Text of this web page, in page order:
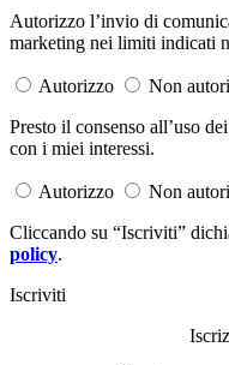
Autorizzo l’invio di
marketing nei limiti indicati
Autorizzo
Non
Presto il consenso all’uso
con i miei interessi.
Autorizzo
Non
Cliccando su “Iscriviti”
policy.
Iscriviti